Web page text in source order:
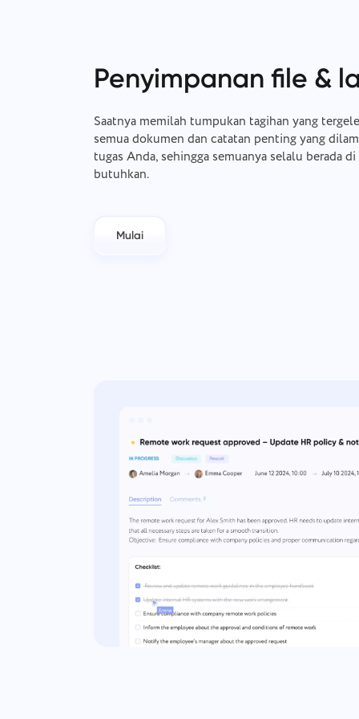
Penyimpanan file &
Saatnya memilah tumpukan tagihan yang
semua dokumen dan catatan penting yang
tugas Anda, sehingga semuanya selalu berada
butuhkan.
Mulai